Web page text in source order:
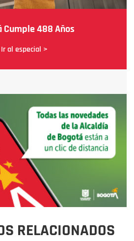
Cumple 488 Años
Ir al especial >
RELACIONADOS